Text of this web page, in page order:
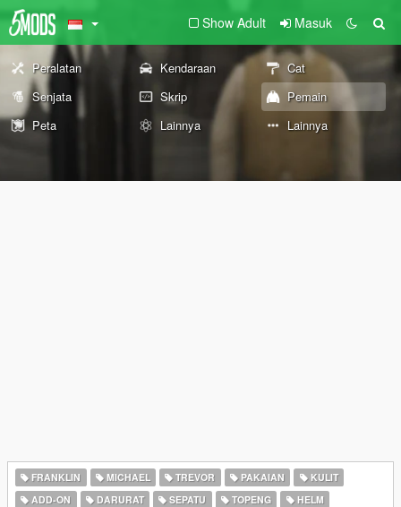
Show Adult Masuk
Peralatan Kendaraan
Cat
Senjata
Skrip
Pemain
Peta
Lainnya Lainnya
FRANKLIN MICHAEL TREVOR PAKAIAN
KULIT
ADD-ON
DARURAT SEPATU TOPENG
HELM